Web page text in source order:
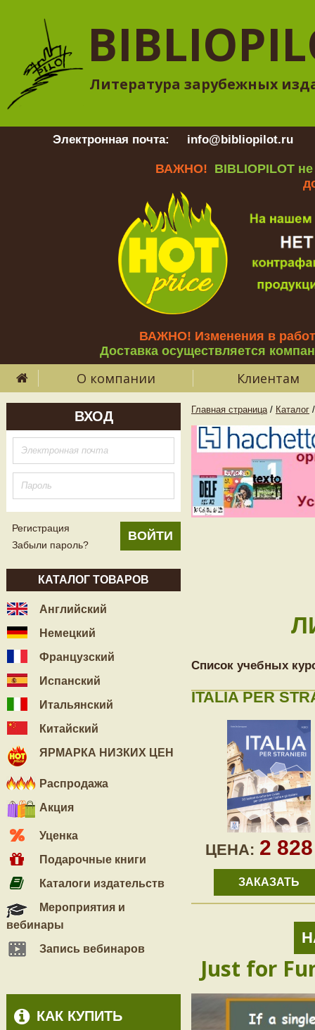
Литература зарубежных
Электронная почта: info@bibliopilot.ru
ВАЖНО! BIBLIOPILOT
ВАЖНО! Изменения в
Доставка осуществляется
О компании Клиентам
ВХОД
Регистрация
Забыли пароль?
КАТАЛОГ ТОВАРОВ
Английский
Немецкий
Французский
Испанский
Итальянский
Китайский
ЯРМАРКА НИЗКИХ ЦЕН
Распродажа
Акция
Уценка
Подарочные книги
Каталоги издательств
Мероприятия и
вебинары
Запись вебинаров
КАК КУПИТЬ
Главная страница / Каталог /
Список учебных
ITALIA PER
ЦЕНА: 2
ЗАКАЗАТЬ
Just for